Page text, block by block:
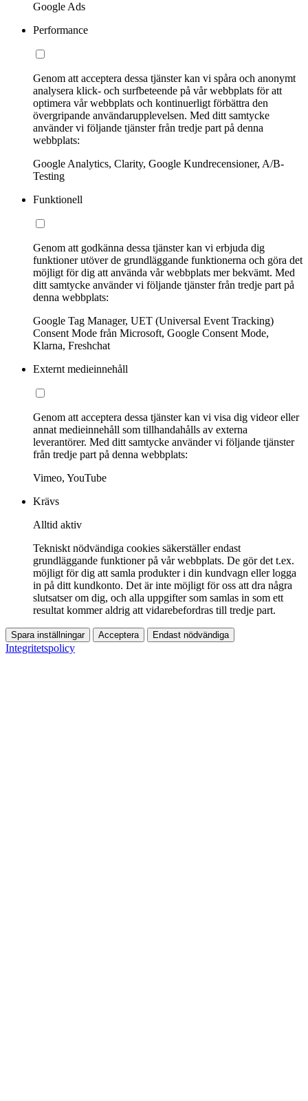
Google Ads
Performance
Genom att acceptera dessa tjänster kan vi spåra och anonymt
analysera klick- och surfbeteende på vår webbplats för att
optimera vår webbplats och kontinuerligt förbättra den
övergripande användarupplevelsen. Med ditt samtycke
använder vi följande tjänster från tredje part på denna
webbplats:
Google Analytics, Clarity, Google Kundrecensioner, A/B-
Testing
Funktionell
Genom att godkänna dessa tjänster kan vi erbjuda dig
funktioner utöver de grundläggande funktionerna och göra det
möjligt för dig att använda vår webbplats mer bekvämt. Med
ditt samtycke använder vi följande tjänster från tredje part på
denna webbplats:
Google Tag Manager, UET (Universal Event Tracking)
Consent Mode från Microsoft, Google Consent Mode,
Klarna, Freshchat
Externt medieinnehåll
Genom att acceptera dessa tjänster kan vi visa dig videor eller
annat medieinnehåll som tillhandahålls av externa
leverantörer. Med ditt samtycke använder vi följande tjänster
från tredje part på denna webbplats:
Vimeo, YouTube
Krävs
Alltid aktiv
Tekniskt nödvändiga cookies säkerställer endast
grundläggande funktioner på vår webbplats. De gör det t.ex.
möjligt för dig att samla produkter i din kundvagn eller logga
in på ditt kundkonto. Det är inte möjligt för oss att dra några
slutsatser om dig, och alla uppgifter som samlas in som ett
resultat kommer aldrig att vidarebefordras till tredje part.
Spara inställningar Acceptera Endast nödvändiga
Integritetspolicy